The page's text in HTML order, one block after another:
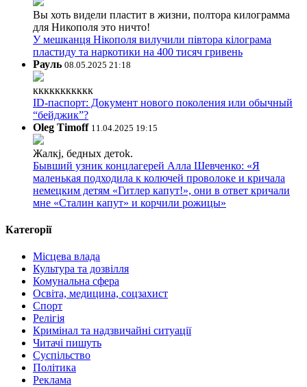
Вы хоть видели пластит в жизни, полтора килограмма
для Никополя это ничто!
У мешканця Нікополя вилучили півтора кілограма
пластиду та наркотики на 400 тисяч гривень
Рауль 08.05.2025 21:18
ккккккккккк
ID-паспорт: Документ нового поколения или обычный
“бейджик”?
Oleg Timoff 11.04.2025 19:15
Жалкj, бедных детok.
Бывший узник концлагерей Алла Шевченко: «Я
маленькая подходила к колючей проволоке и кричала
немецким детям «Гитлер капут!», они в ответ кричали
мне «Сталин капут» и корчили рожицы»
Категорії
Місцева влада
Культура та дозвілля
Комунальна сфера
Освіта, медицина, соцзахист
Спорт
Релігія
Кримінал та надзвичайні ситуації
Читачі пишуть
Суспільство
Політика
Реклама